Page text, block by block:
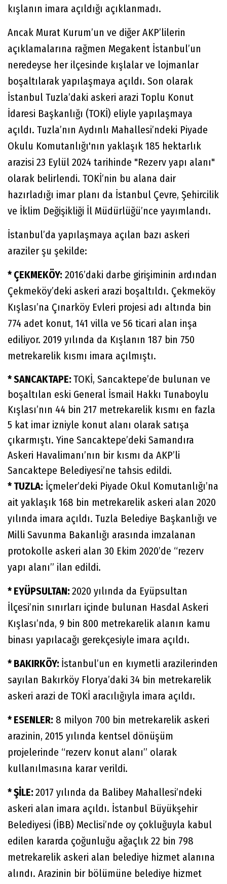
kışlanın imara açıldığı açıklanmadı.
Ancak Murat Kurum’un ve diğer AKP’lilerin
açıklamalarına rağmen Megakent İstanbul’un
neredeyse her ilçesinde kışlalar ve lojmanlar
boşaltılarak yapılaşmaya açıldı. Son olarak
İstanbul Tuzla’daki askeri arazi Toplu Konut
İdaresi Başkanlığı (TOKİ) eliyle yapılaşmaya
açıldı. Tuzla’nın Aydınlı Mahallesi’ndeki Piyade
Okulu Komutanlığı'nın yaklaşık 185 hektarlık
arazisi 23 Eylül 2024 tarihinde "Rezerv yapı alanı"
olarak belirlendi. TOKİ’nin bu alana dair
hazırladığı imar planı da İstanbul Çevre, Şehircilik
ve İklim Değişikliği İl Müdürlüğü’nce yayımlandı.
İstanbul’da yapılaşmaya açılan bazı askeri
araziler şu şekilde:
* ÇEKMEKÖY: 2016’daki darbe girişiminin ardından
Çekmeköy’deki askeri arazi boşaltıldı. Çekmeköy
Kışlası’na Çınarköy Evleri projesi adı altında bin
774 adet konut, 141 villa ve 56 ticari alan inşa
ediliyor. 2019 yılında da Kışlanın 187 bin 750
metrekarelik kısmı imara açılmıştı.
* SANCAKTAPE:TOKİ, Sancaktepe’de bulunan ve
boşaltılan eski General İsmail Hakkı Tunaboylu
Kışlası’nın 44 bin 217 metrekarelik kısmı en fazla
5 kat imar izniyle konut alanı olarak satışa
çıkarmıştı. Yine Sancaktepe’deki Samandıra
Askeri Havalimanı’nın bir kısmı da AKP’li
Sancaktepe Belediyesi’ne tahsis edildi.
* TUZLA: İçmeler’deki Piyade Okul Komutanlığı’na
ait yaklaşık 168 bin metrekarelik askeri alan 2020
yılında imara açıldı. Tuzla Belediye Başkanlığı ve
Milli Savunma Bakanlığı arasında imzalanan
protokolle askeri alan 30 Ekim 2020’de “rezerv
yapı alanı” ilan edildi.
* EYÜPSULTAN:2020 yılında da Eyüpsultan
İlçesi’nin sınırları içinde bulunan Hasdal Askeri
Kışlası’nda, 9 bin 800 metrekarelik alanın kamu
binası yapılacağı gerekçesiyle imara açıldı.
* BAKIRKÖY: İstanbul’un en kıymetli arazilerinden
sayılan Bakırköy Florya’daki 34 bin metrekarelik
askeri arazi de TOKİ aracılığıyla imara açıldı.
* ESENLER: 8 milyon 700 bin metrekarelik askeri
arazinin, 2015 yılında kentsel dönüşüm
projelerinde “rezerv konut alanı” olarak
kullanılmasına karar verildi.
* ŞİLE:2017 yılında da Balibey Mahallesi’ndeki
askeri alan imara açıldı. İstanbul Büyükşehir
Belediyesi (İBB) Meclisi’nde oy çokluğuyla kabul
edilen kararda çoğunluğu ağaçlık 22 bin 798
metrekarelik askeri alan belediye hizmet alanına
alındı. Arazinin bir bölümüne belediye hizmet